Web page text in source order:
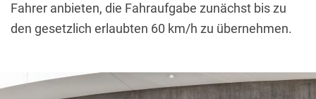
Fahrer anbieten, die Fahraufgabe zunächst bis zu
den gesetzlich erlaubten 60 km/h zu übernehmen.